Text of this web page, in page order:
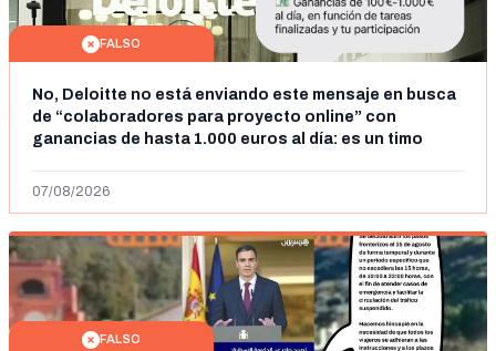
FALSO
No, Deloitte no está enviando este mensaje en busca
de “colaboradores para proyecto online” con
ganancias de hasta 1.000 euros al día: es un timo
07/08/2026
FALSO